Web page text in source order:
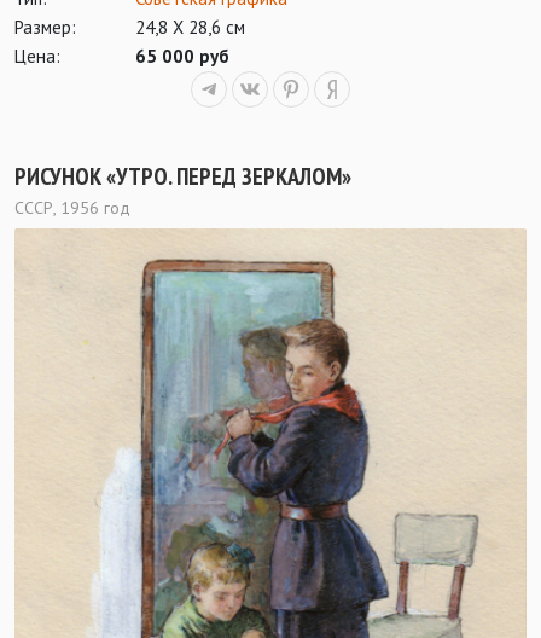
Размер:
24,8 Х 28,6 см
Цена:
65 000 руб
РИСУНОК «УТРО. ПЕРЕД ЗЕРКАЛОМ»
СССР, 1956 год